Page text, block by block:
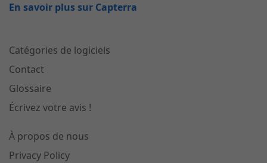
En savoir plus sur Capterra
Catégories de logiciels
Contact
Glossaire
Écrivez votre avis !
À propos de nous
Privacy Policy